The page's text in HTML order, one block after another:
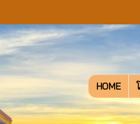
HOME